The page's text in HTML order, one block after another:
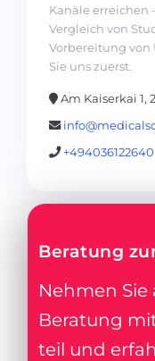
Kanäle erreichen
Vergleich von
Vorbereitung von
Sie uns zuerst.
Am Kaiserkai 1,
+494036122640
Beratung
Nehmen
Beratung
teil und